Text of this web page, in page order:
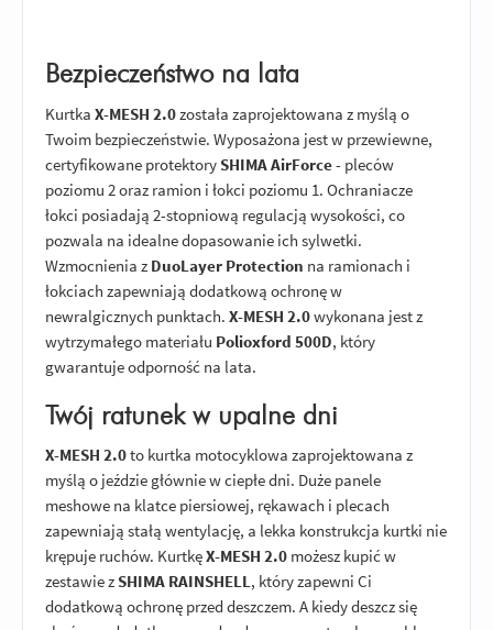
Bezpieczeństwo na lata
Kurtka X-MESH 2.0 została zaprojektowana z myślą o
Twoim bezpieczeństwie. Wyposażona jest w przewiewne,
certyfikowane protektory SHIMA AirForce- pleców
poziomu 2 oraz ramion i łokci poziomu 1. Ochraniacze
łokci posiadają 2-stopniową regulacją wysokości, co
pozwala na idealne dopasowanie ich sylwetki.
Wzmocnienia z DuoLayer Protection na ramionach i
łokciach zapewniają dodatkową ochronę w
newralgicznych punktach. X-MESH 2.0wykonana jest z
wytrzymałego materiału Polioxford 500D, który
gwarantuje odporność na lata.
Twój ratunek w upalne dni
X-MESH 2.0to kurtka motocyklowa zaprojektowana z
myślą o jeździe głównie w ciepłe dni. Duże panele
meshowe na klatce piersiowej, rękawach i plecach
zapewniają stałą wentylację, a lekka konstrukcja kurtki nie
krępuje ruchów. KurtkęX-MESH 2.0 możesz kupić w
zestawie zSHIMA RAINSHELL, który zapewni Ci
dodatkową ochronę przed deszczem. A kiedy deszcz się